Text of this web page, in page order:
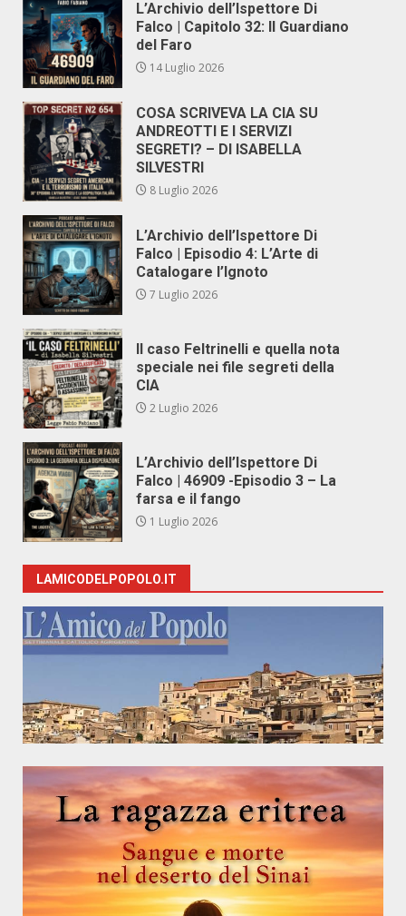
L’Archivio dell’Ispettore Di
Falco | Capitolo 32: Il Guardiano
del Faro
14 Luglio 2026
COSA SCRIVEVA LA CIA SU
ANDREOTTI E I SERVIZI
SEGRETI? – DI ISABELLA
SILVESTRI
8 Luglio 2026
L’Archivio dell’Ispettore Di
Falco | Episodio 4: L’Arte di
Catalogare l’Ignoto
7 Luglio 2026
Il caso Feltrinelli e quella nota
speciale nei file segreti della
CIA
2 Luglio 2026
L’Archivio dell’Ispettore Di
Falco | 46909 -Episodio 3 – La
farsa e il fango
1 Luglio 2026
LAMICODELPOPOLO.IT